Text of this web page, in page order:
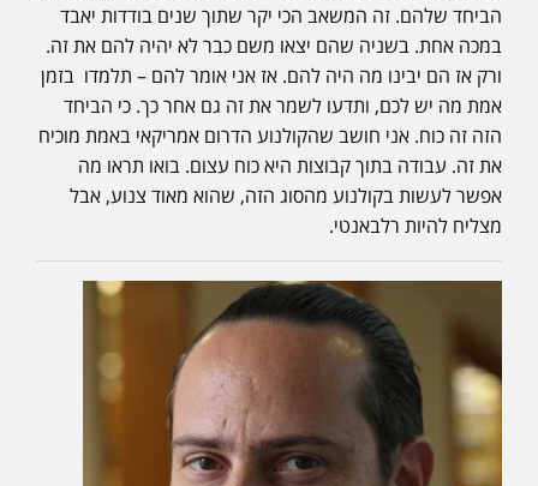
הביחד שלהם. זה המשאב הכי יקר שתוך שנים בודדות יאבד
במכה אחת. בשניה שהם יצאו משם כבר לא יהיה להם את זה.
ורק אז הם יבינו מה היה להם. אז אני אומר להם – תלמדו בזמן
אמת מה יש לכם, ותדעו לשמר את זה גם אחר כך. כי הביחד
הזה זה כוח. אני חושב שהקולנוע הדרום אמריקאי באמת מוכיח
את זה. עבודה בתוך קבוצות היא כוח עצום. בואו תראו מה
אפשר לעשות בקולנוע מהסוג הזה, שהוא מאוד צנוע, אבל
מצליח להיות רלבאנטי.